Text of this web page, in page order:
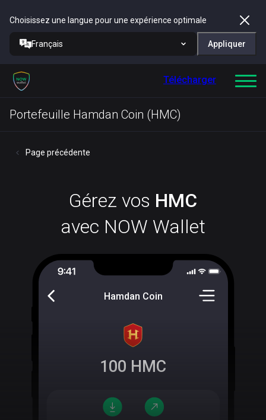
Choisissez une langue pour une expérience optimale
Français Appliquer
Télécharger
Portefeuille Hamdan Coin (HMC)
Page précédente
Gérez vos HMC
avec NOW Wallet
Hamdan Coin
100 HMC